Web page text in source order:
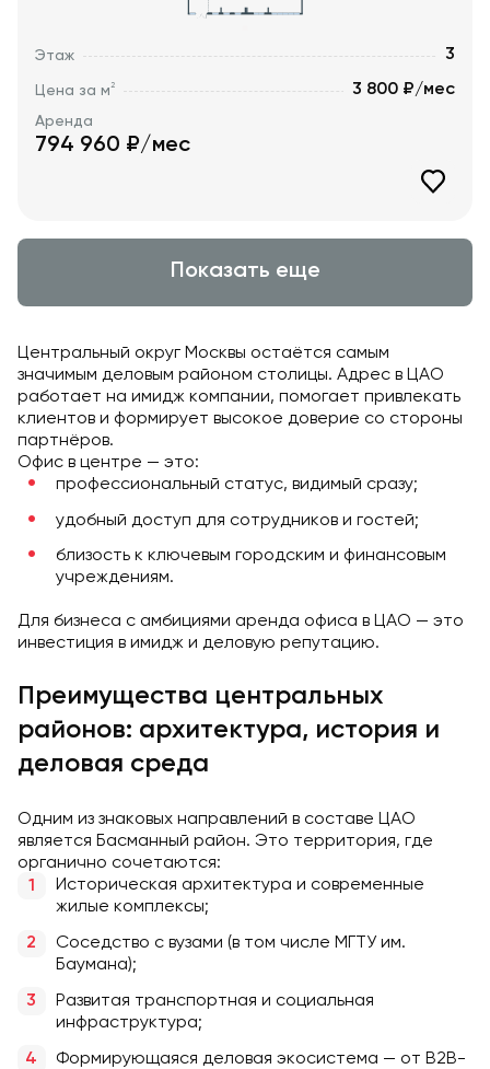
Этаж 3
Цена за м2 3 800 ₽/мес
Аренда
794 960 ₽/мес
Показать еще
Центральный округ Москвы остаётся самым
значимым деловым районом столицы. Адрес в ЦАО
работает на имидж компании, помогает привлекать
клиентов и формирует высокое доверие со стороны
партнёров.
Офис в центре — это:
профессиональный статус, видимый сразу;
удобный доступ для сотрудников и гостей;
близость к ключевым городским и финансовым
учреждениям.
Для бизнеса с амбициями аренда офиса в ЦАО — это
инвестиция в имидж и деловую репутацию.
Преимущества центральных
районов: архитектура, история и
деловая среда
Одним из знаковых направлений в составе ЦАО
является Басманный район. Это территория, где
органично сочетаются:
Историческая архитектура и современные
жилые комплексы;
Соседство с вузами (в том числе МГТУ им.
Баумана);
Развитая транспортная и социальная
инфраструктура;
Формирующаяся деловая экосистема — от B2B-